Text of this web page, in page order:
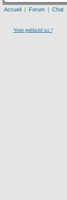
Accueil | Forum | Chat
Votre publicité ici ?